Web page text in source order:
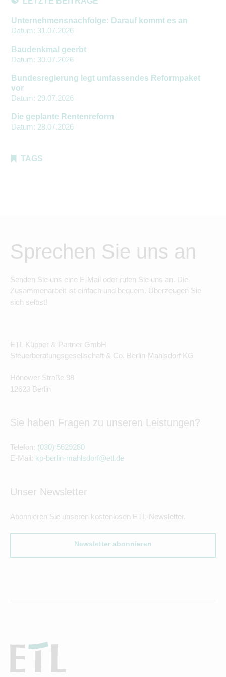
Unternehmensnachfolge: Darauf kommt es an
Datum: 31.07.2026
Baudenkmal geerbt
Datum: 30.07.2026
Bundesregierung legt umfassendes Reformpaket
vor
Datum: 29.07.2026
Die geplante Rentenreform
Datum: 28.07.2026
TAGS
Sprechen Sie uns an
Senden Sie uns eine E-Mail oder rufen Sie uns an. Die
Zusammenarbeit ist einfach und bequem. Überzeugen Sie
sich selbst!
ETL Küpper & Partner GmbH
Steuerberatungsgesellschaft & Co. Berlin-Mahlsdorf KG
Hönower Straße 98
12623 Berlin
Sie haben Fragen zu unseren Leistungen?
Telefon: (030) 5629280
E-Mail: kp-berlin-mahlsdorf@etl.de
Unser Newsletter
Abonnieren Sie unseren kostenlosen ETL-Newsletter.
Newsletter abonnieren